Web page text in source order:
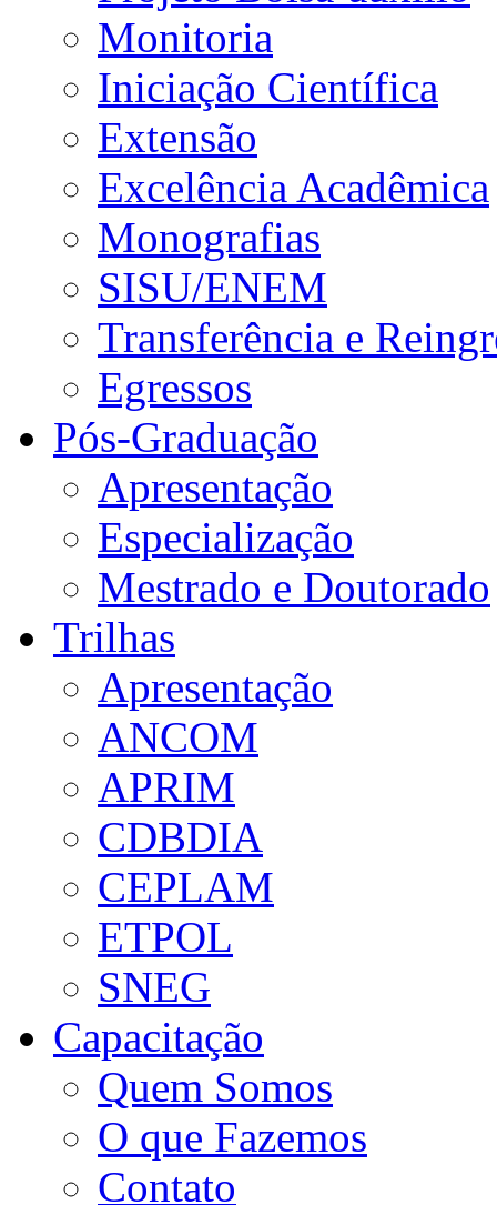
Monitoria
Iniciação Científica
Extensão
Excelência Acadêmica
Monografias
SISU/ENEM
Transferência e
Egressos
Pós-Graduação
Apresentação
Especialização
Mestrado e Doutorado
Trilhas
Apresentação
ANCOM
APRIM
CDBDIA
CEPLAM
ETPOL
SNEG
Capacitação
Quem Somos
O que Fazemos
Contato